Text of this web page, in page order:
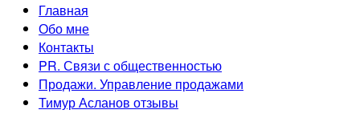
Главная
Обо мне
Контакты
PR. Связи с общественностью
Продажи. Управление продажами
Тимур Асланов отзывы